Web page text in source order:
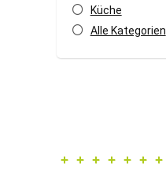
Küche
Alle Kategorien